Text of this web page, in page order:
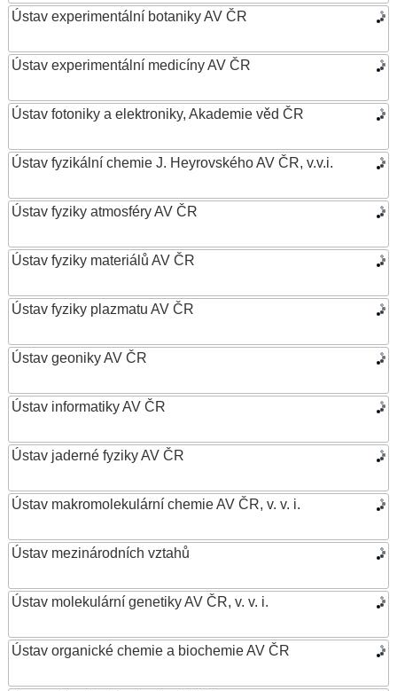
Ústav experimentální botaniky AV ČR
Ústav experimentální medicíny AV ČR
Ústav fotoniky a elektroniky, Akademie věd ČR
Ústav fyzikální chemie J. Heyrovského AV ČR, v.v.i.
Ústav fyziky atmosféry AV ČR
Ústav fyziky materiálů AV ČR
Ústav fyziky plazmatu AV ČR
Ústav geoniky AV ČR
Ústav informatiky AV ČR
Ústav jaderné fyziky AV ČR
Ústav makromolekulární chemie AV ČR, v. v. i.
Ústav mezinárodních vztahů
Ústav molekulární genetiky AV ČR, v. v. i.
Ústav organické chemie a biochemie AV ČR